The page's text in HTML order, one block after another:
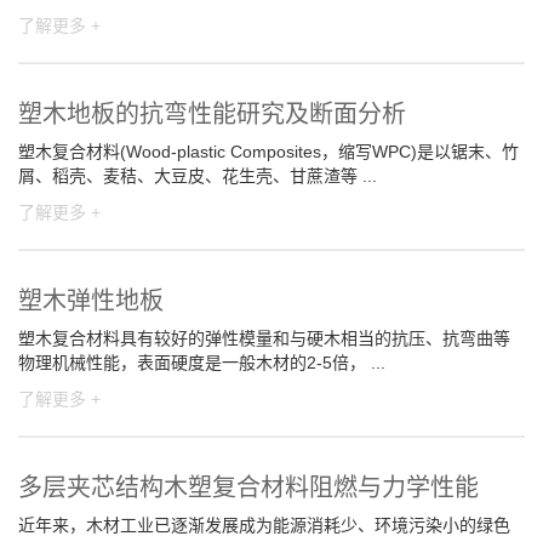
了解更多 +
塑木地板的抗弯性能研究及断面分析
塑木复合材料(Wood-plastic Composites，缩写WPC)是以锯末、竹
屑、稻壳、麦秸、大豆皮、花生壳、甘蔗渣等 ...
了解更多 +
塑木弹性地板
塑木复合材料具有较好的弹性模量和与硬木相当的抗压、抗弯曲等
物理机械性能，表面硬度是一般木材的2-5倍， ...
了解更多 +
多层夹芯结构木塑复合材料阻燃与力学性能
近年来，木材工业已逐渐发展成为能源消耗少、环境污染小的绿色